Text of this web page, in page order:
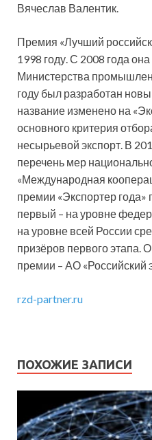
Вячеслав Валентик.
Премия «Лучший
1998 году. С 2008 года
Министерства
году был разработан
название изменено на
основного критерия
несырьевой экспорт. В
перечень мер
«Международная
премии «Экспортер года»
первый – на уровне
на уровне всей России
призёров первого этапа.
премии – АО «Российский
rzd-partner.ru
ПОХОЖИЕ ЗАПИСИ